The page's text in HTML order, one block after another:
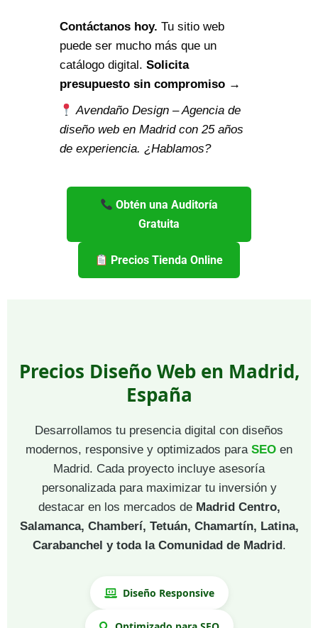
Contáctanos hoy. Tu sitio web
puede ser mucho más que un
catálogo digital. Solicita
presupuesto sin compromiso →
Avendaño Design – Agencia de
diseño web en Madrid con 25 años
de experiencia. ¿Hablamos?
Obtén una Auditoría
Gratuita
Precios Tienda Online
Precios Diseño Web en Madrid,
España
Desarrollamos tu presencia digital con diseños
modernos, responsive y optimizados para SEO en
Madrid. Cada proyecto incluye asesoría
personalizada para maximizar tu inversión y
destacar en los mercados de Madrid Centro,
Salamanca, Chamberí, Tetuán, Chamartín, Latina,
Carabanchel y toda la Comunidad de Madrid.
Diseño Responsive